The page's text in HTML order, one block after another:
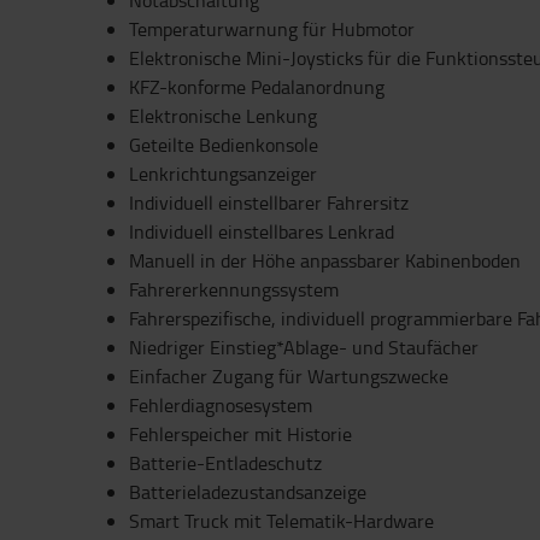
Temperaturwarnung für Hubmotor
Elektronische Mini-Joysticks für die
KFZ-konforme Pedalanordnung
Elektronische Lenkung
Geteilte Bedienkonsole
Lenkrichtungsanzeiger
Individuell einstellbarer Fahrersitz
Individuell einstellbares Lenkrad
Manuell in der Höhe anpassbarer Kabinenboden
Fahrererkennungssystem
Fahrerspezifische, individuell programmierbare
Niedriger Einstieg*Ablage- und Staufächer
Einfacher Zugang für Wartungszwecke
Fehlerdiagnosesystem
Fehlerspeicher mit Historie
Batterie-Entladeschutz
Batterieladezustandsanzeige
Smart Truck mit Telematik-Hardware